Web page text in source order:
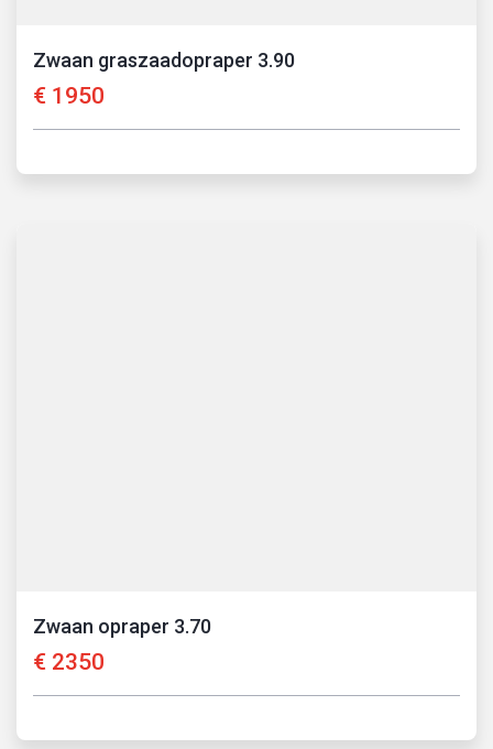
Zwaan graszaadopraper 3.90
€ 1950
Zwaan opraper 3.70
€ 2350